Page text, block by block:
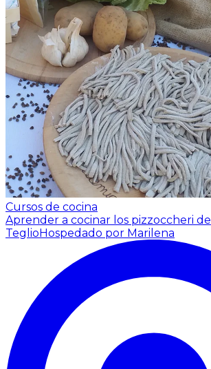
Cursos de cocina
Aprender a cocinar los pizzoccheri de
TeglioHospedado por Marilena